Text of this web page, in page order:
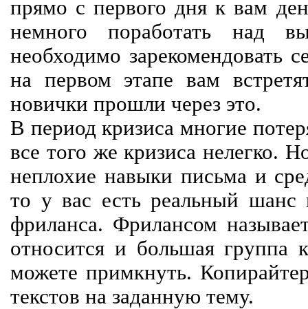
прямо с первого дня к вам
немного поработать над
необходимо зарекомендовать
на первом этапе вам
новички прошли через это.
В период кризиса многие
все того же кризиса нелегко.
неплохие навыки письма и
то у вас есть реальный шанс
фриланса. Фрилансом
относится и большая группа
можете примкнуть.
текстов на заданную тему.